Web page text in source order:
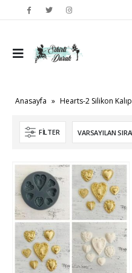
Anasayfa » Hearts-2 Silikon Kalıp
FILTER